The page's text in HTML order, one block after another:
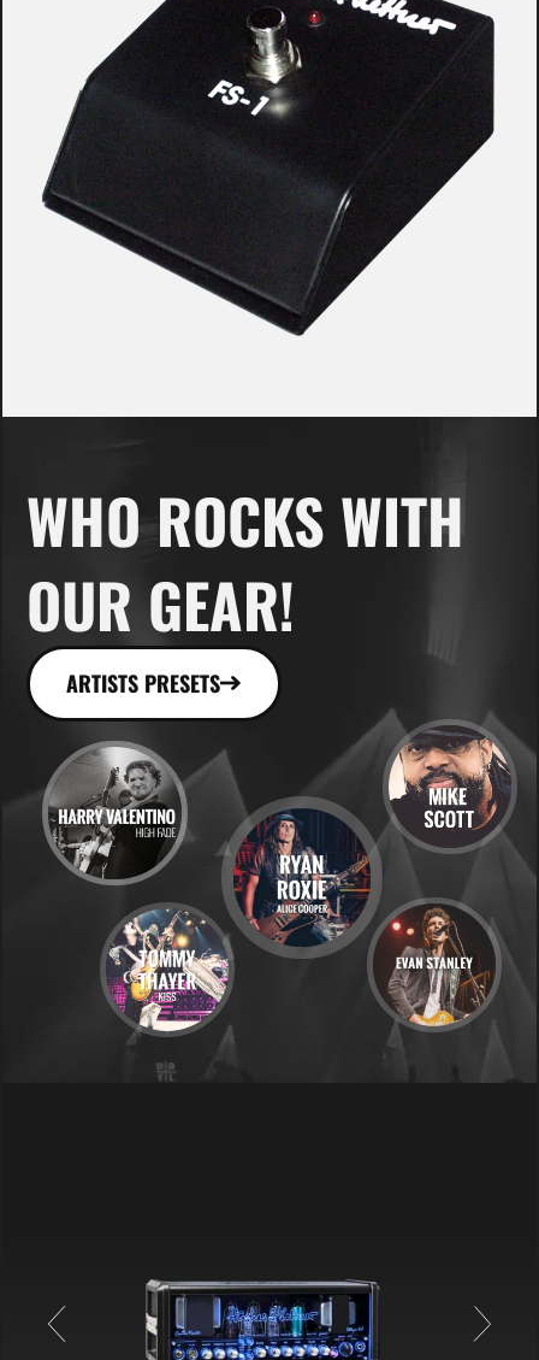
WHO ROCKS WITH
OUR GEAR!
ARTISTS PRESETS